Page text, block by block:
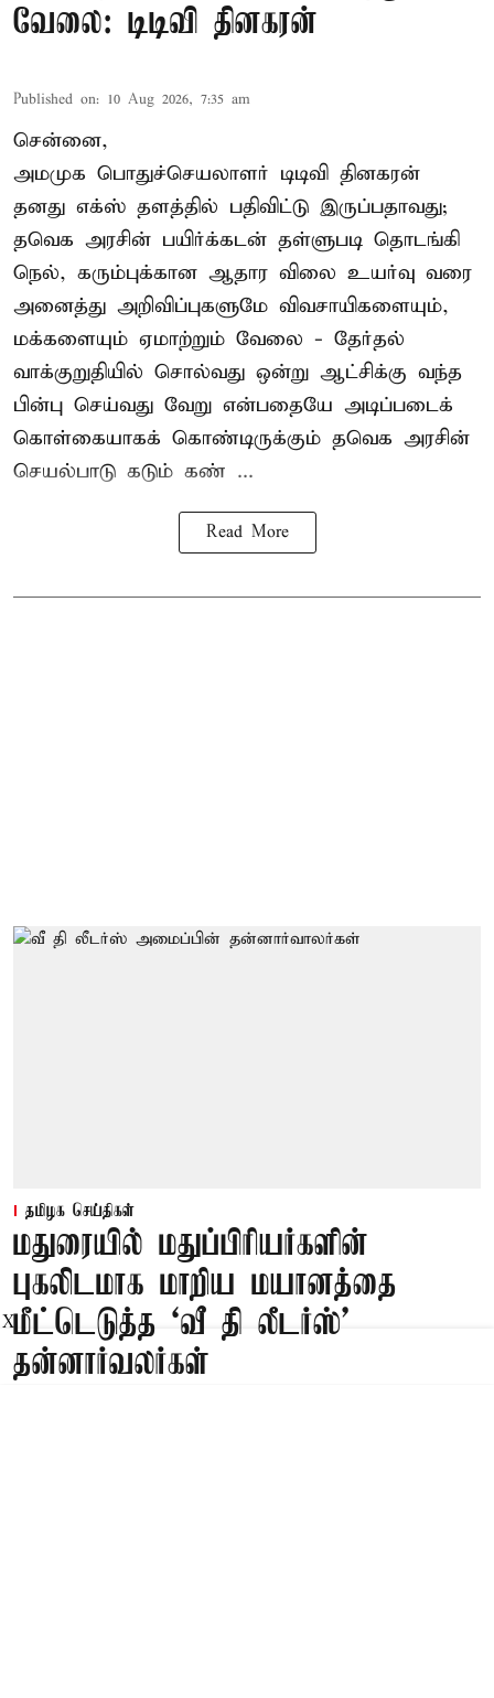
வேலை: டிடிவி தினகரன்
Published on: 10 Aug 2026, 7:35 am
சென்னை,
அமமுக பொதுச்செயலாளர் டிடிவி தினகரன்
தனது எக்ஸ் தளத்தில் பதிவிட்டு இருப்பதாவது;
தவெக அரசின் பயிர்க்கடன் தள்ளுபடி தொடங்கி
நெல், கரும்புக்கான ஆதார விலை உயர்வு வரை
அனைத்து அறிவிப்புகளுமே விவசாயிகளையும்,
மக்களையும் ஏமாற்றும் வேலை - தேர்தல்
வாக்குறுதியில் சொல்வது ஒன்று ஆட்சிக்கு வந்த
பின்பு செய்வது வேறு என்பதையே அடிப்படைக்
கொள்கையாகக் கொண்டிருக்கும் தவெக அரசின்
செயல்பாடு கடும் கண் ...
Read More
தமிழக செய்திகள்
மதுரையில் மதுப்பிரியர்களின்
புகலிடமாக மாறிய மயானத்தை
மீட்டெடுத்த ‘வீ தி லீடர்ஸ்’
தன்னார்வலர்கள்
X